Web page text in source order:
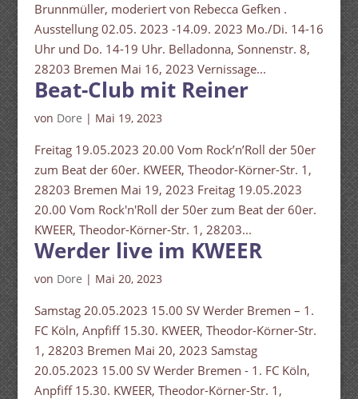
Brunnmüller, moderiert von Rebecca Gefken .
Ausstellung 02.05. 2023 -14.09. 2023 Mo./Di. 14-16
Uhr und Do. 14-19 Uhr. Belladonna, Sonnenstr. 8,
28203 Bremen Mai 16, 2023 Vernissage...
Beat-Club mit Reiner
von Dore | Mai 19, 2023
Freitag 19.05.2023 20.00 Vom Rock’n’Roll der 50er
zum Beat der 60er. KWEER, Theodor-Körner-Str. 1,
28203 Bremen Mai 19, 2023 Freitag 19.05.2023
20.00 Vom Rock'n'Roll der 50er zum Beat der 60er.
KWEER, Theodor-Körner-Str. 1, 28203...
Werder live im KWEER
von Dore | Mai 20, 2023
Samstag 20.05.2023 15.00 SV Werder Bremen – 1.
FC Köln, Anpfiff 15.30. KWEER, Theodor-Körner-Str.
1, 28203 Bremen Mai 20, 2023 Samstag
20.05.2023 15.00 SV Werder Bremen - 1. FC Köln,
Anpfiff 15.30. KWEER, Theodor-Körner-Str. 1,